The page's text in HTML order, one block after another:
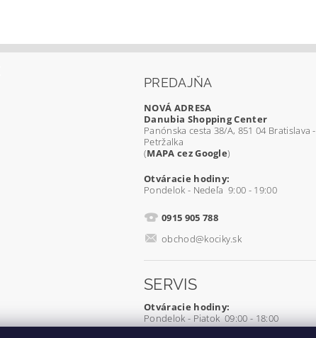
PREDAJŇA
NOVÁ ADRESA
Danubia Shopping Center
Panónska cesta 38/A, 851 04 Bratislava -
Petržalka
(MAPA cez Google)
Otváracie hodiny:
Pondelok - Nedeľa 9:00 - 19:00
0915 905 788
obchod@kociky.sk
SERVIS
Otváracie hodiny:
Pondelok - Piatok 09:00 - 18:00